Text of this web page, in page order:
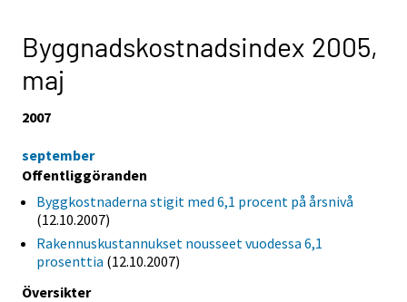
Byggnadskostnadsindex 2005,
maj
2007
september
Offentliggöranden
Byggkostnaderna stigit med 6,1 procent på årsnivå
(12.10.2007)
Rakennuskustannukset nousseet vuodessa 6,1
prosenttia (12.10.2007)
Översikter